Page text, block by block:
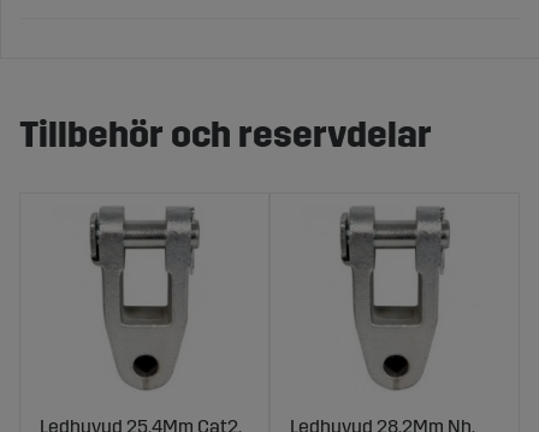
Tillbehör och reservdelar
Ledhuvud 25,4Mm Cat2,
Ledhuvud 28,2Mm Nh,